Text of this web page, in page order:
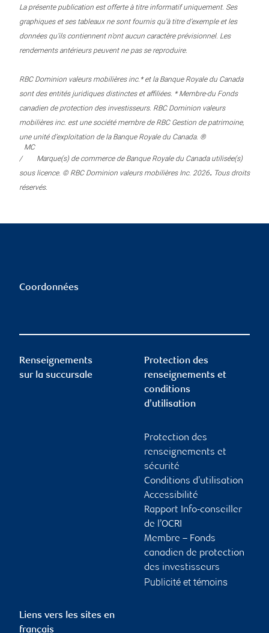
La présente publication est offerte à titre informatif uniquement. Ses
graphiques et ses tableaux ne sont fournis qu’à titre d’exemple et les
données qu’ils contiennent n’ont aucun caractère prévisionnel. Les
rendements antérieurs peuvent ne pas se reproduire.
RBC Dominion valeurs mobilières inc.* et la Banque Royale du Canada
sont des entités juridiques distinctes et affiliées. * Membre-du Fonds
canadien de protection des investisseurs. RBC Dominion valeurs
mobilières inc. est une société membre de RBC Gestion de patrimoine,
une unité d’exploitation de la Banque Royale du Canada. ®
/
MC
Marque(s) de commerce de Banque Royale du Canada utilisée(s)
sous licence. © RBC Dominion valeurs mobilières Inc. 2026. Tous droits
réservés.
Coordonnées
Renseignements
sur la succursale
Protection des
renseignements et
conditions
d’utilisation
Protection des
renseignements et
sécurité
Conditions d’utilisation
Accessibilité
Rapport Info-conseiller
de l’OCRI
Membre – Fonds
canadien de protection
des investisseurs
Publicité et témoins
Liens vers les sites en
français